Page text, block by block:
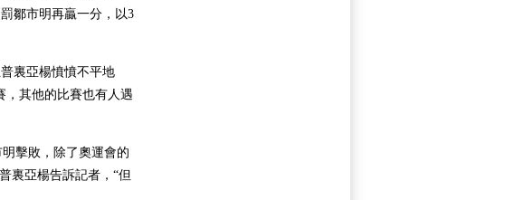
鄒市明再贏一分，以3
裏亞楊憤憤不平地
，其他的比賽也有人遇
擊敗，除了奧運會的
裏亞楊告訴記者，“但